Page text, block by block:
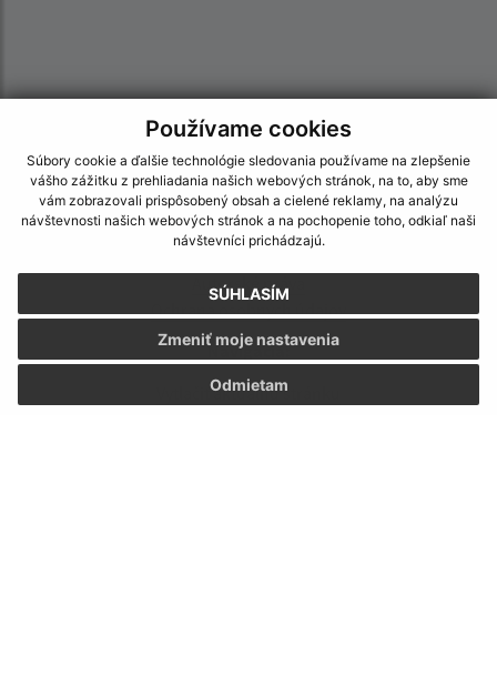
Používame cookies
Súbory cookie a ďalšie technológie sledovania používame na zlepšenie
vášho zážitku z prehliadania našich webových stránok, na to, aby sme
vám zobrazovali prispôsobený obsah a cielené reklamy, na analýzu
návštevnosti našich webových stránok a na pochopenie toho, odkiaľ naši
návštevníci prichádzajú.
SÚHLASÍM
Odmietam
Zmeniť moje nastavenia
Informácie o stránke:
Autorské práva
Ochrana osobných údajov
Navigácia:
Vytlačiť aktuálnu stránku